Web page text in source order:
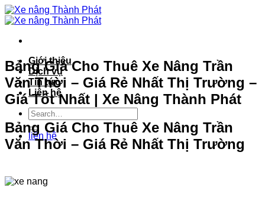
Bỏ
qua
dung
Giới thiệu
Dịch vụ
Tin tức
Liên hệ
liên hệ
Bảng Giá Cho Thuê Xe Nâng Trần
Văn Thời – Giá Rẻ Nhất Thị Trường –
Giá Tốt Nhất | Xe Nâng Thành Phát
Bảng Giá Cho Thuê Xe Nâng Trần
Văn Thời – Giá Rẻ Nhất Thị Trường